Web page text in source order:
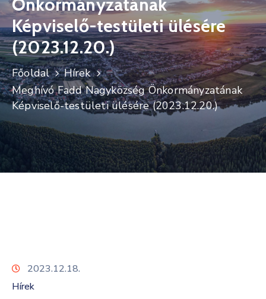
Fadd
Nagyközség
Turisztika
Választási
Információk
Események
Kapcsolat
Önkormányzatának
Képviselő-testületi ülésére
(2023.12.20.)
Főoldal
Hírek
Meghívó Fadd Nagyközség Önkormányzatának
Képviselő-testületi ülésére (2023.12.20.)
2023.12.18.
Hírek